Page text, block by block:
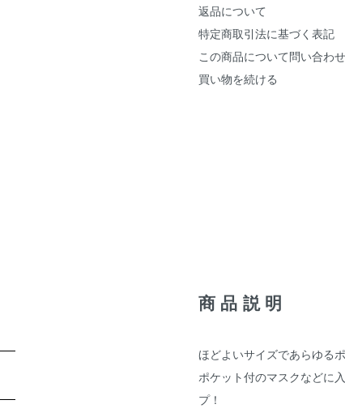
返品について
特定商取引法に基づく表記
この商品について問い合わ
買い物を続ける
商品説明
ほどよいサイズであらゆる
ポケット付のマスクなどに
プ！